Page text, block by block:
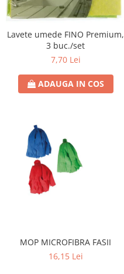
Lavete umede FINO Premium,
3 buc./set
7,70 Lei
ADAUGA IN COS
MOP MICROFIBRA FASII
16,15 Lei